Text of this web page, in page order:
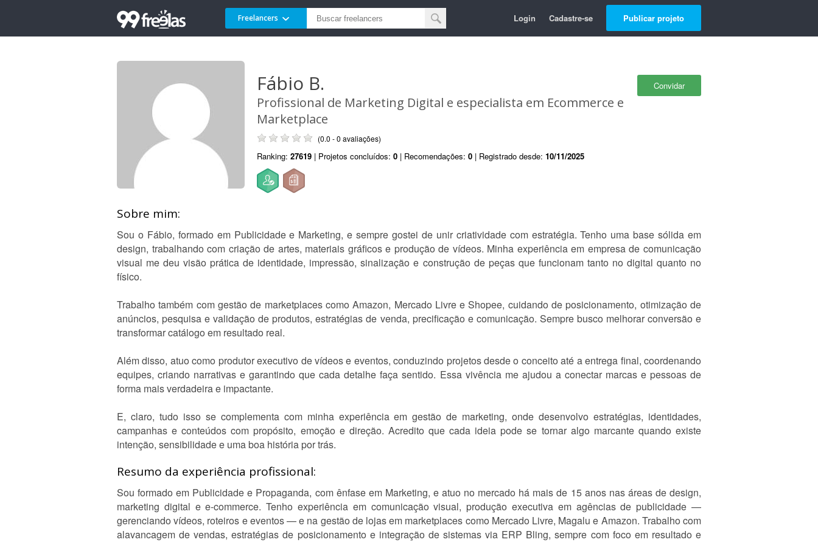
Freelancers Login Cadastre-se Publicar projeto
Convidar
Fábio B.
Profissional de Marketing Digital e especialista em Ecommerce e
Marketplace
(0.0 - 0 avaliações)
Ranking: 27619 | Projetos concluídos: 0 | Recomendações: 0 | Registrado desde: 10/11/2025
Sobre mim:
Sou o Fábio, formado em Publicidade e Marketing, e sempre gostei de unir criatividade com estratégia. Tenho uma base sólida em
design, trabalhando com criação de artes, materiais gráficos e produção de vídeos. Minha experiência em empresa de comunicação
visual me deu visão prática de identidade, impressão, sinalização e construção de peças que funcionam tanto no digital quanto no
físico.
Trabalho também com gestão de marketplaces como Amazon, Mercado Livre e Shopee, cuidando de posicionamento, otimização de
anúncios, pesquisa e validação de produtos, estratégias de venda, precificação e comunicação. Sempre busco melhorar conversão e
transformar catálogo em resultado real.
Além disso, atuo como produtor executivo de vídeos e eventos, conduzindo projetos desde o conceito até a entrega final, coordenando
equipes, criando narrativas e garantindo que cada detalhe faça sentido. Essa vivência me ajudou a conectar marcas e pessoas de
forma mais verdadeira e impactante.
E, claro, tudo isso se complementa com minha experiência em gestão de marketing, onde desenvolvo estratégias, identidades,
campanhas e conteúdos com propósito, emoção e direção. Acredito que cada ideia pode se tornar algo marcante quando existe
intenção, sensibilidade e uma boa história por trás.
Resumo da experiência profissional:
Sou formado em Publicidade e Propaganda, com ênfase em Marketing, e atuo no mercado há mais de 15 anos nas áreas de design,
marketing digital e e-commerce. Tenho experiência em comunicação visual, produção executiva em agências de publicidade —
gerenciando vídeos, roteiros e eventos — e na gestão de lojas em marketplaces como Mercado Livre, Magalu e Amazon. Trabalho com
alavancagem de vendas, estratégias de posicionamento e integração de sistemas via ERP Bling, sempre com foco em resultado e